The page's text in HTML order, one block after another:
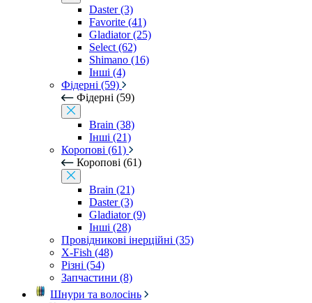
Daster (3)
Favorite (41)
Gladiator (25)
Select (62)
Shimano (16)
Інші (4)
Фідерні (59)
Фідерні (59)
Brain (38)
Інші (21)
Коропові (61)
Коропові (61)
Brain (21)
Daster (3)
Gladiator (9)
Інші (28)
Провідникові інерційні (35)
X-Fish (48)
Різні (54)
Запчастини (8)
Шнури та волосінь